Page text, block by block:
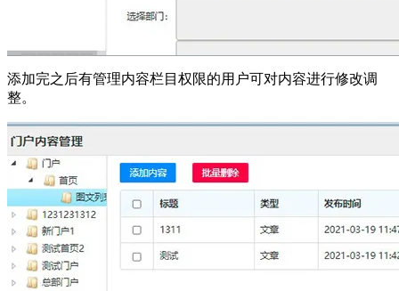
添加完之后有管理内容栏目权限的用户可对内容进行修改调
整。